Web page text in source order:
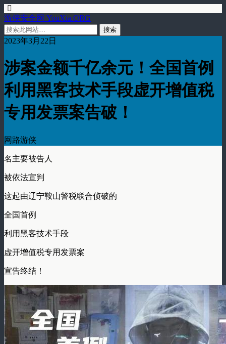
游侠安全网 YouXia.ORG
2023年3月22日
涉案金额千亿余元！全国首例
利用黑客技术手段虚开增值税
专用发票案告破！
网路游侠
名主要被告人
被依法宣判
这起由辽宁鞍山警税联合侦破的
全国首例
利用黑客技术手段
虚开增值税专用发票案
宣告终结！